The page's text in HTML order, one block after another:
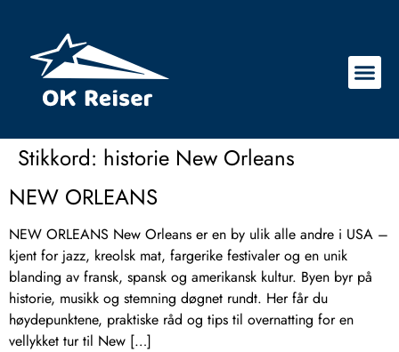
Stikkord: historie New Orleans
NEW ORLEANS
NEW ORLEANS New Orleans er en by ulik alle andre i USA –
kjent for jazz, kreolsk mat, fargerike festivaler og en unik
blanding av fransk, spansk og amerikansk kultur. Byen byr på
historie, musikk og stemning døgnet rundt. Her får du
høydepunktene, praktiske råd og tips til overnatting for en
vellykket tur til New […]